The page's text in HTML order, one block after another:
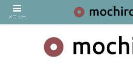
メニュー